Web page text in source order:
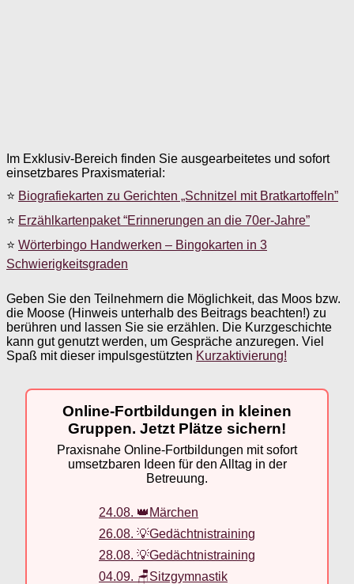
Im Exklusiv-Bereich finden Sie ausgearbeitetes und sofort
einsetzbares Praxismaterial:
⭐ Biografiekarten zu Gerichten „Schnitzel mit Bratkartoffeln”
⭐ Erzählkartenpaket “Erinnerungen an die 70er-Jahre”
⭐ Wörterbingo Handwerken – Bingokarten in 3
Schwierigkeitsgraden
Geben Sie den Teilnehmern die Möglichkeit, das Moos bzw.
die Moose (Hinweis unterhalb des Beitrags beachten!) zu
berühren und lassen Sie sie erzählen. Die Kurzgeschichte
kann gut genutzt werden, um Gespräche anzuregen. Viel
Spaß mit dieser impulsgestützten Kurzaktivierung!
Online-Fortbildungen in kleinen
Gruppen. Jetzt Plätze sichern!
Praxisnahe Online-Fortbildungen mit sofort
umsetzbaren Ideen für den Alltag in der
Betreuung.
24.08. 👑Märchen
26.08. 💡Gedächtnistraining
28.08. 💡Gedächtnistraining
04.09. 🪑Sitzgymnastik